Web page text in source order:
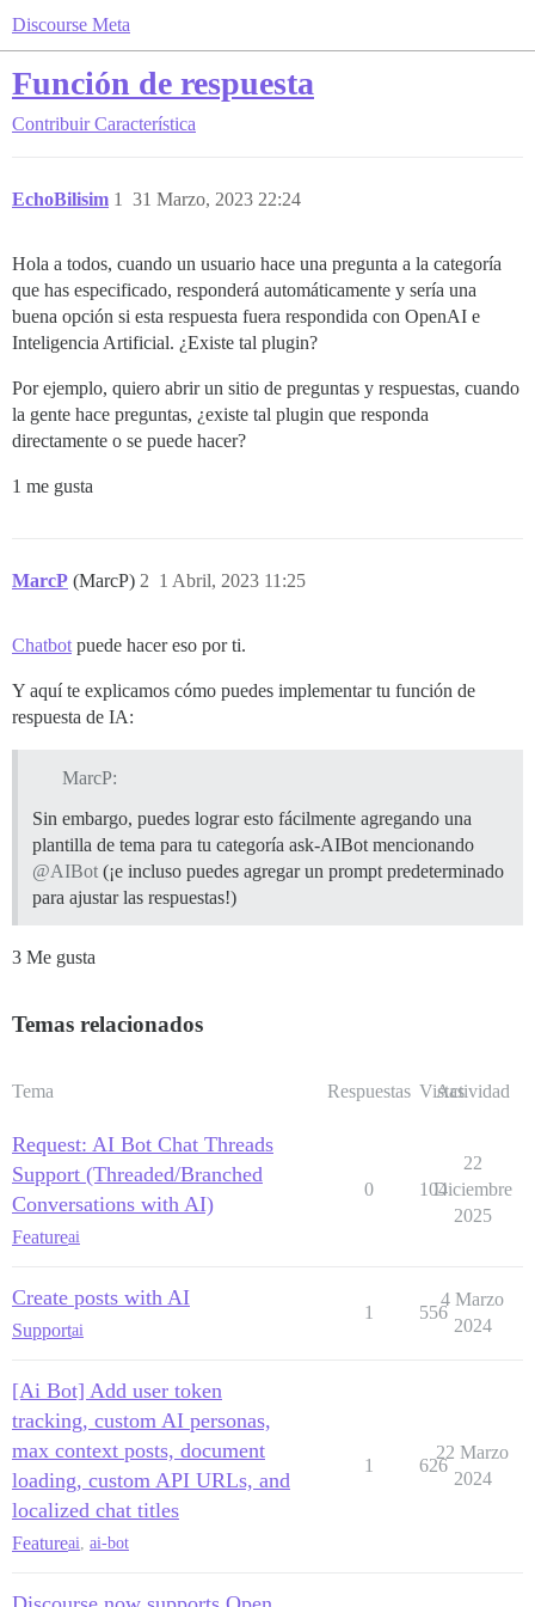
Discourse Meta
Función de respuesta
Contribuir Característica
EchoBilisim 31 Marzo, 2023 22:24
1
Hola a todos, cuando un usuario hace una pregunta a la categoría
que has especificado, responderá automáticamente y sería una
buena opción si esta respuesta fuera respondida con OpenAI e
Inteligencia Artificial. ¿Existe tal plugin?
Por ejemplo, quiero abrir un sitio de preguntas y respuestas, cuando
la gente hace preguntas, ¿existe tal plugin que responda
directamente o se puede hacer?
1 me gusta
MarcP (MarcP) 1 Abril, 2023 11:25
2
Chatbot puede hacer eso por ti.
Y aquí te explicamos cómo puedes implementar tu función de
respuesta de IA:
MarcP:
Sin embargo, puedes lograr esto fácilmente agregando una
plantilla de tema para tu categoría ask-AIBot mencionando
@AIBot (¡e incluso puedes agregar un prompt predeterminado
para ajustar las respuestas!)
3 Me gusta
Temas relacionados
Tema Respuestas Vistas
Actividad
Request: AI Bot Chat Threads
Support (Threaded/Branched
Conversations with AI)
Featureai
0 104
22
Diciembre
2025
Create posts with AI
Supportai
1 556
4 Marzo
2024
[Ai Bot] Add user token
tracking, custom AI personas,
max context posts, document
loading, custom API URLs, and
localized chat titles
Featureai, ai-bot
1 626
22 Marzo
2024